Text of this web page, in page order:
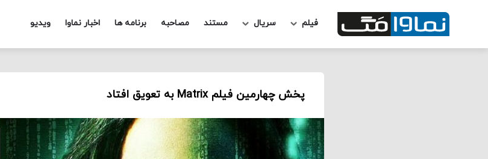
فیلم سریال مستند مصاحبه برنامه ها اخبار نماوا ویدیو
پخش چهارمین فیلم Matrix به تعویق افتاد